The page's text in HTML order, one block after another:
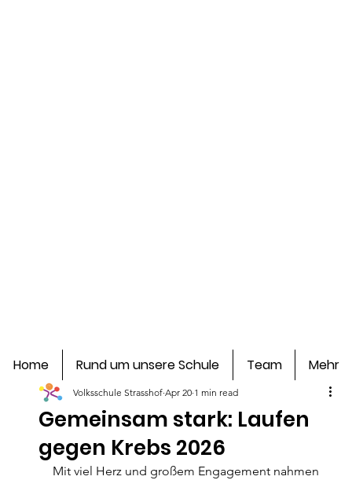
Home Rund um unsere Schule Team Mehr
Gemeinsam stark: Laufen
gegen Krebs 2026
Volksschule Strasshof Apr 20 1 min read
Mit viel Herz und großem Engagement nahmen